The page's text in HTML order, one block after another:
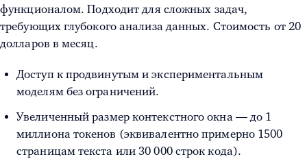
функционалом. Подходит для сложных задач,
требующих глубокого анализа данных. Стоимость от 20
долларов в месяц.
Доступ к продвинутым и экспериментальным
моделям без ограничений.
Увеличенный размер контекстного окна — до 1
миллиона токенов (эквивалентно примерно 1500
страницам текста или 30 000 строк кода).